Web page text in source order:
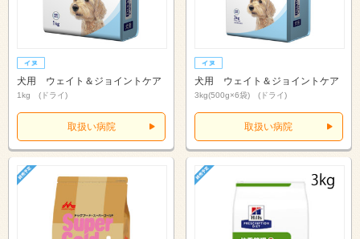
犬用 ウェイト＆ジョイントケア
1kg (ドライ)
取扱い病院
犬用 ウェイト＆ジョイントケア
3kg(500g×6袋) (ドライ)
取扱い病院